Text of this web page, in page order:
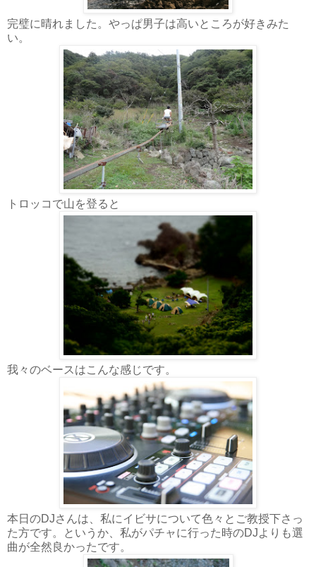
完璧に晴れました。やっぱ男子は高いところが好きみた
い。
トロッコで山を登ると
我々のベースはこんな感じです。
本日のDJさんは、私にイビサについて色々とご教授下さっ
た方です。というか、私がパチャに行った時のDJよりも選
曲が全然良かったです。